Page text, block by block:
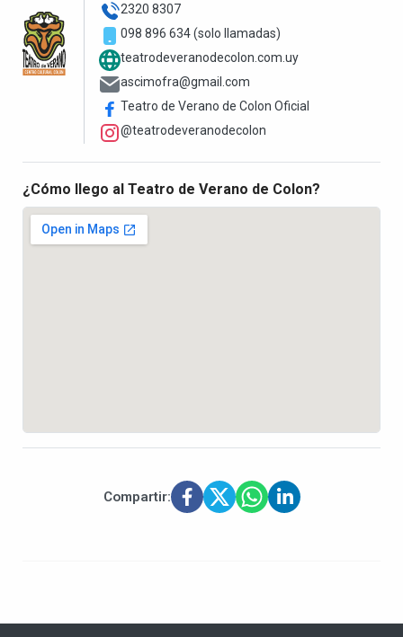
2320 8307
098 896 634 (solo llamadas)
teatrodeveranodecolon.com.uy
ascimofra@gmail.com
Teatro de Verano de Colon Oficial
@teatrodeveranodecolon
¿Cómo llego al Teatro de Verano de Colon?
Compartir: